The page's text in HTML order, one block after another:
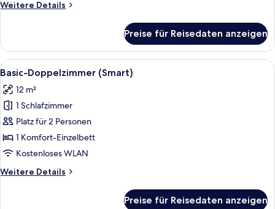
Weitere Details
Weitere
Preise für Reisedaten anzeigen
Alle
Fotos
für
Basic-
Doppelzimmer
(Smart)
anzeigen
Ein Hotelzimmer mit Bett,
4
Basic-Doppelzimmer (Smart)
12 m²
1 Schlafzimmer
Platz für 2 Personen
1 Komfort-Einzelbett
Kostenloses WLAN
Weitere Details
Weitere
Preise für Reisedaten anzeigen